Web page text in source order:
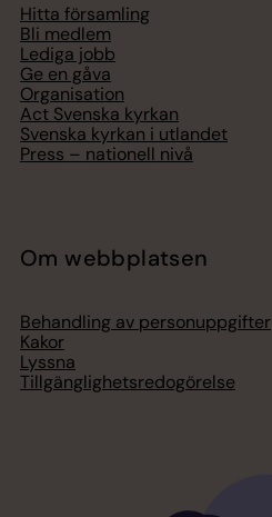
Hitta församling
Bli medlem
Lediga jobb
Ge en gåva
Organisation
Act Svenska kyrkan
Svenska kyrkan i utlandet
Press – nationell nivå
Om webbplatsen
Behandling av personuppgifter
Kakor
Lyssna
Tillgänglighetsredogörelse